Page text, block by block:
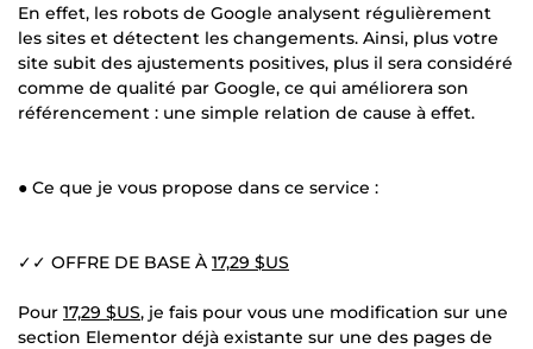
En effet, les robots de Google analysent régulièrement
les sites et détectent les changements. Ainsi, plus votre
site subit des ajustements positives, plus il sera considéré
comme de qualité par Google, ce qui améliorera son
référencement : une simple relation de cause à effet.
● Ce que je vous propose dans ce service :
✓✓ OFFRE DE BASE À 17,29 $US
Pour 17,29 $US, je fais pour vous une modification sur une
section Elementor déjà existante sur une des pages de